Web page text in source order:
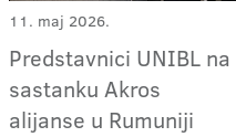
11. maj 2026.
Predstavnici UNIBL na
sastanku Akros
alijanse u Rumuniji